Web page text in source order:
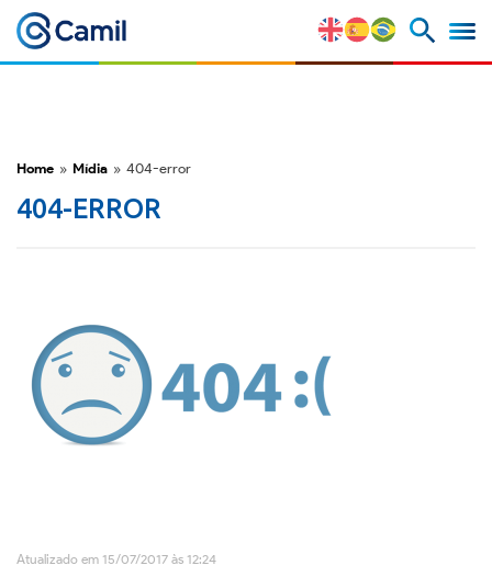
Perfil Corporativo
Estratégia e Vantagens
Competitivas
M&A e Mercado de Capitais
ESG
Home » Mídia » 404-error
404-ERROR
Atualizado em 15/07/2017 às 12:24